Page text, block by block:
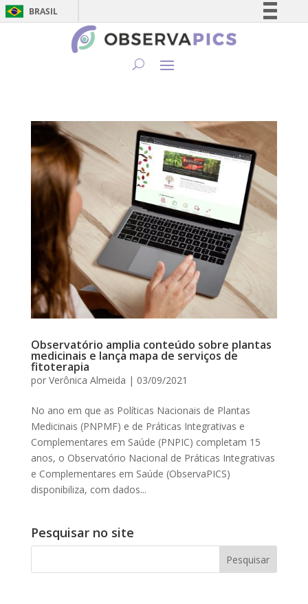
BRASIL
Simplifique!
Canais
Observatório amplia conteúdo sobre plantas
medicinais e lança mapa de serviços de
fitoterapia
por Verônica Almeida | 03/09/2021
No ano em que as Políticas Nacionais de Plantas
Medicinais (PNPMF) e de Práticas Integrativas e
Complementares em Saúde (PNPIC) completam 15
anos, o Observatório Nacional de Práticas Integrativas
e Complementares em Saúde (ObservaPICS)
disponibiliza, com dados...
Pesquisar no site